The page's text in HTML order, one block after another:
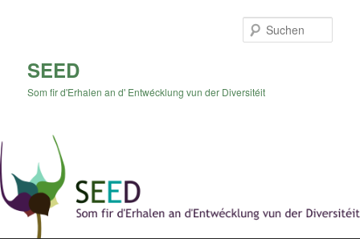
SEED
Som fir d'Erhalen an d' Entwécklung vun der Diversitéit